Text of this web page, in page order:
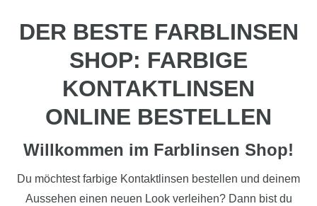
DER BESTE FARBLINSEN
SHOP: FARBIGE
KONTAKTLINSEN
ONLINE BESTELLEN
Willkommen im Farblinsen Shop!
Du möchtest farbige Kontaktlinsen bestellen und deinem
Aussehen einen neuen Look verleihen? Dann bist du